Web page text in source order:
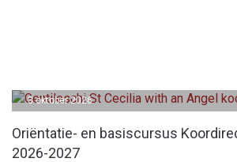
Oriëntatie- en basiscursus
2026-2027
3 oktober 2026